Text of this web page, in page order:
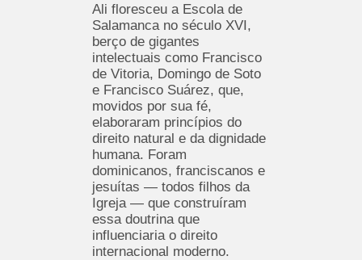
Ali floresceu a Escola de
Salamanca no século XVI,
berço de gigantes
intelectuais como Francisco
de Vitoria, Domingo de Soto
e Francisco Suárez, que,
movidos por sua fé,
elaboraram princípios do
direito natural e da dignidade
humana. Foram
dominicanos, franciscanos e
jesuítas — todos filhos da
Igreja — que construíram
essa doutrina que
influenciaria o direito
internacional moderno.